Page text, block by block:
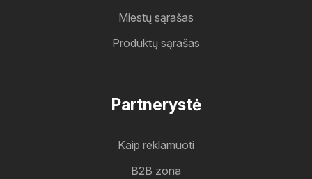
Miestų sąrašas
Produktų sąrašas
Partnerystė
Kaip reklamuoti
B2B zona